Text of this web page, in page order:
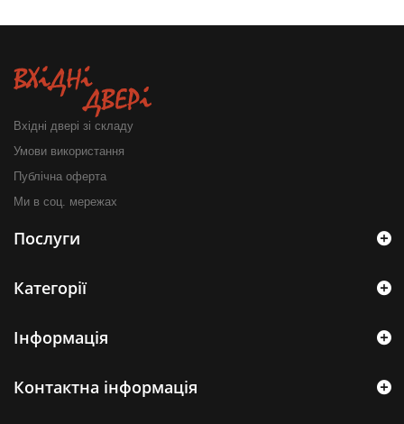
Вхідні двері зі складу
Умови використання
Публічна оферта
Ми в соц. мережах
Послуги
Категорії
Інформація
Контактна інформація